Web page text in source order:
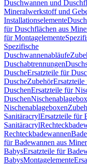
Duschwannen und
Mineralwerkstoff und
Installationselemente
für Duschflächen aus
für Montagelemente
Spezifische
Duschwannenabläufe
Duschabtrennungen
DuscheErsatzteile für
DuscheZubehör
DuschenErsatzteile für
Duschen
Nischenablageboxen
SanitäracrylErsatzteile für
Sanitäracryl
Rechteckbadewannen
für Badewannen aus
BabysErsatzteile für
BabysMontagelemente